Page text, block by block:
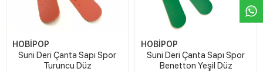
HOBİPOP
Suni Deri Çanta Sapı Spor
Turuncu Düz
HOBİPOP
Suni Deri Çanta Sapı Spor
Benetton Yeşil Düz